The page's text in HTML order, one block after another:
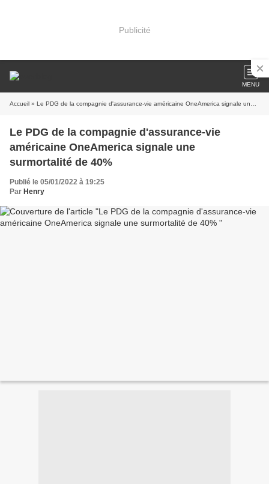
Publicité
MENU
Accueil » Le PDG de la compagnie d'assurance-vie américaine OneAmerica signale une surmortalité de 40%
Le PDG de la compagnie d'assurance-vie
américaine OneAmerica signale une
surmortalité de 40%
Publié le 05/01/2022 à 19:25
Par Henry